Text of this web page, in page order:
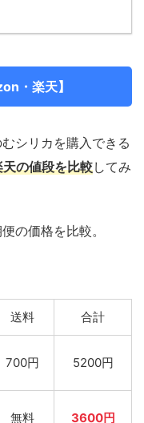
・楽天】
シリカを購入できる
の値段を比較してみ
の価格を比較。
送料 合計
700円 5200円
無料 3600円